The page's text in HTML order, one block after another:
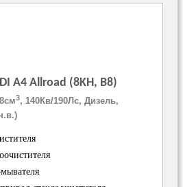
A4 Allroad (8KH, B8)
3, 140Кв/190Лс, Дизель,